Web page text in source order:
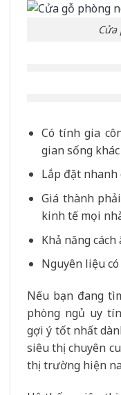
Có tính gia
gian sống
Lắp đặt nhanh
Giá thành
kinh tế mọi
Khả năng
Nguyên liệu
Nếu bạn đang
phòng ngủ uy
gợi ý tốt nhất
siêu thị chuyên
thị trường hiện